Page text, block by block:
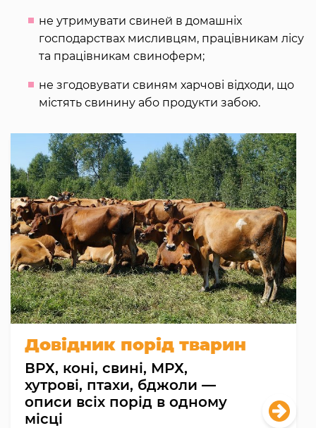
не утримувати свиней в домашніх
господарствах мисливцям, працівникам лісу
та працівникам свиноферм;
не згодовувати свиням харчові відходи, що
містять свинину або продукти забою.
Довідник порід тварин
ВРХ, коні, свині, МРХ,
хутрові, птахи, бджоли —
описи всіх порід в одному
місці